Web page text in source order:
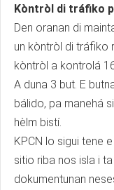
Kòntròl di tráfiko
Den oranan di
un kòntròl di tráfiko
kòntròl a kontrolá
A duna 3 but. E
bálido, pa manehá
hèlm bistí.
KPCN lo sigui tene
sitio riba nos isla i
dokumentunan